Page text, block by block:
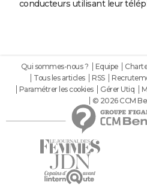
conducteurs utilisant leur
Qui sommes-nous ? Equipe
Tous les articles
RSS
Paramétrer les cookies
Gérer Utiq
© 2026 CCM